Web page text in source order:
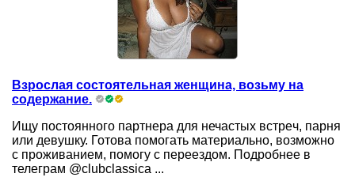
Взрослая состоятельная женщина, возьму на
содержание.
Ищу постоянного партнера для нечастых встрeч, парня
или девушку. Готова помогать материально, возможно
с проживанием, помогу с переездом. Подробнее в
телeграм @clubclassica ...